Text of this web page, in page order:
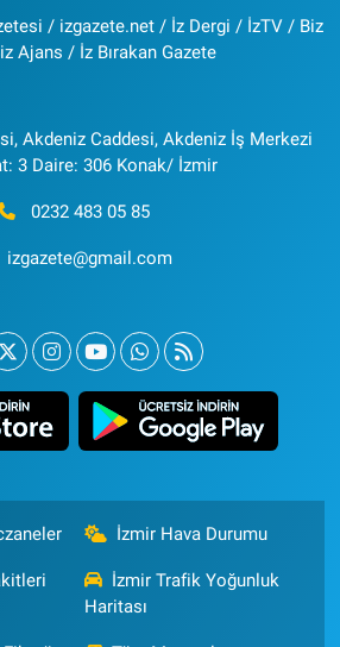
/ izgazete.net / İz Dergi / İzTV / Biz
Ajans / İz Bırakan Gazete
Akdeniz Caddesi, Akdeniz İş Merkezi
3 Daire: 306 Konak/ İzmir
0232 483 05 85
izgazete@gmail.com
İzmir Hava Durumu
İzmir Trafik Yoğunluk
Haritası